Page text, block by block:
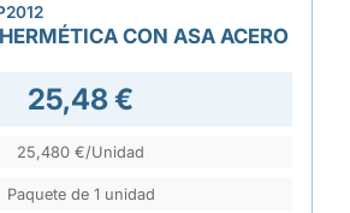
CON ASA ACERO
25,48 €
25,480 €/Unidad
Paquete de 1 unidad